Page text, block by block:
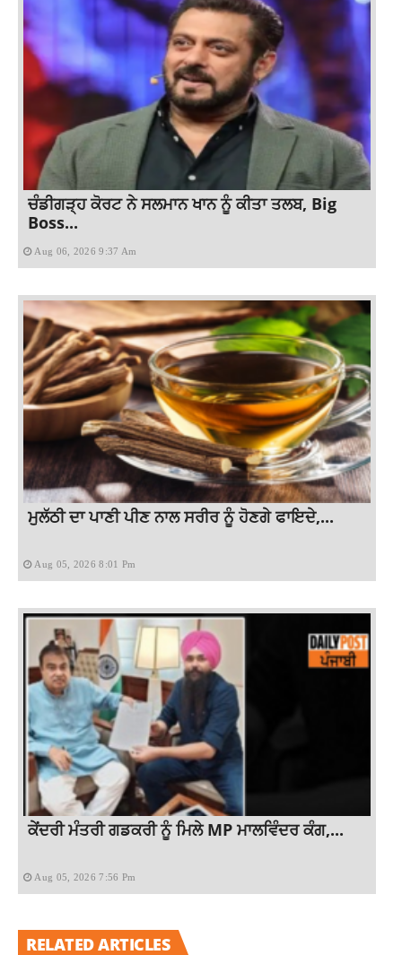
ਚੰਡੀਗੜ੍ਹ ਕੋਰਟ ਨੇ ਸਲਮਾਨ ਖਾਨ ਨੂੰ ਕੀਤਾ ਤਲਬ, Big
Boss...
Aug 06, 2026 9:37 Am
ਮੁਲੱਠੀ ਦਾ ਪਾਣੀ ਪੀਣ ਨਾਲ ਸਰੀਰ ਨੂੰ ਹੋਣਗੇ ਫਾਇਦੇ,...
Aug 05, 2026 8:01 Pm
ਕੇਂਦਰੀ ਮੰਤਰੀ ਗਡਕਰੀ ਨੂੰ ਮਿਲੇ MP ਮਾਲਵਿੰਦਰ ਕੰਗ,...
Aug 05, 2026 7:56 Pm
RELATED ARTICLES